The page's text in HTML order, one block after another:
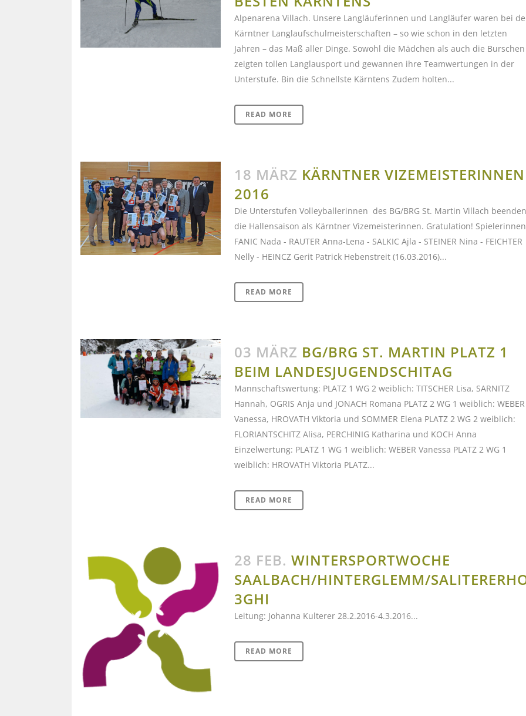
Alpenarena Villach. Unsere Langläuferinnen und Langläufer waren bei
Kärntner Langlaufschulmeisterschaften – so wie schon in den letzten
Jahren – das Maß aller Dinge. Sowohl die Mädchen als auch die Burschen
zeigten tollen Langlausport und gewannen ihre Teamwertungen in der
Unterstufe. Bin die Schnellste Kärntens Zudem holten...
READ MORE
18 MÄRZ KÄRNTNER VIZEMEISTERINNEN
2016
Die Unterstufen Volleyballerinnen des BG/BRG St. Martin Villach beenden
die Hallensaison als Kärntner Vizemeisterinnen. Gratulation!
FANIC Nada - RAUTER Anna-Lena - SALKIC Ajla - STEINER Nina - FEICHTER
Nelly - HEINCZ Gerit Patrick Hebenstreit (16.03.2016)...
READ MORE
03 MÄRZ BG/BRG ST. MARTIN PLATZ 1
BEIM LANDESJUGENDSCHITAG
Mannschaftswertung: PLATZ 1 WG 2 weiblich: TITSCHER Lisa, SARNITZ
Hannah, OGRIS Anja und JONACH Romana PLATZ 2 WG 1 weiblich: WEBER
Vanessa, HROVATH Viktoria und SOMMER Elena PLATZ 2 WG 2 weiblich:
FLORIANTSCHITZ Alisa, PERCHINIG Katharina und KOCH Anna
Einzelwertung: PLATZ 1 WG 1 weiblich: WEBER Vanessa PLATZ 2 WG 1
weiblich: HROVATH Viktoria PLATZ...
READ MORE
28 FEB. WINTERSPORTWOCHE
SAALBACH/HINTERGLEMM/
3GHI
Leitung: Johanna Kulterer 28.2.2016-4.3.2016...
READ MORE